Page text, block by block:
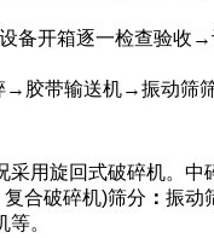
备开箱逐一检查验
胶带输送机→振动筛
采用旋回式破碎机。中
合破碎机)筛分 ： 振动
。